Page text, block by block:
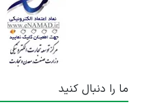
کارشناس حسابداری
۵ سال پیش
ما را دنبال کنید